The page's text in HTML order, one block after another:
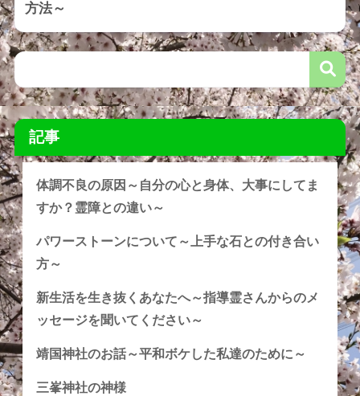
方法～
記事
体調不良の原因～自分の心と身体、大事にしてま
すか？霊障との違い～
パワーストーンについて～上手な石との付き合い
方～
新生活を生き抜くあなたへ～指導霊さんからのメ
ッセージを聞いてください～
靖国神社のお話～平和ボケした私達のために～
三峯神社の神様